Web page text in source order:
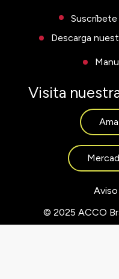
Descarga
Visita
© 2025 ACCO